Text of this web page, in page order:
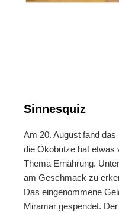
Sinnesquiz
Am 20. August fand
die Ökobutze hat etwas
Thema Ernährung.
am Geschmack zu
Das eingenommene
Miramar gespendet.